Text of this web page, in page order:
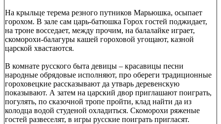
На крыльце терема резного путников Марьюшка, осыпает
горохом. В зале сам царь-батюшка Горох гостей поджидает,
на троне восседает, между прочим, на балалайке играет,
скоморохи-балагуры кашей гороховой угощают, казной
царской хвастаются.
В комнате русского быта девицы – красавицы песни
народные обрядовые исполняют, про обереги традиционные
гороховецкие рассказывают да утварь деревенскую
показывают. А затем на царский двор приглашают поиграть,
погулять, по сказочной тропе пройти, клад найти да из
колодца водой студеной охладиться. Скоморохи ряженые
гостей развеселят, в игры русские поиграть пригласят.